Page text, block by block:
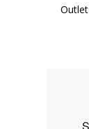
Outlet